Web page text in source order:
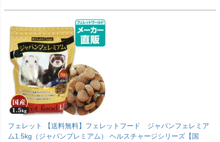
フェレット 【送料無料】フェレットフード ジャパンフェレミア
ム1.5kg（ジャパンプレミアム） ヘルスチャージシリーズ【国